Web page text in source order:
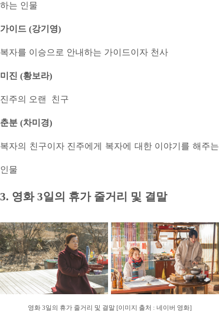
하는 인물
가이드 (강기영)
복자를 이승으로 안내하는 가이드이자 천사
미진 (황보라)
진주의 오랜 친구
춘분 (차미경)
복자의 친구이자 진주에게 복자에 대한 이야기를 해주는
인물
3. 영화 3일의 휴가 줄거리 및 결말
영화 3일의 휴가 줄거리 및 결말 [이미지 출처 : 네이버 영화]